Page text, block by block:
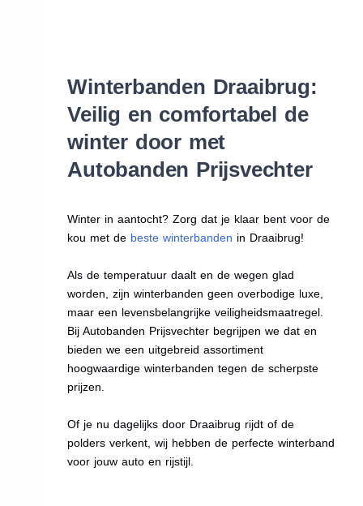
Winterbanden Draaibrug:
Veilig en comfortabel de
winter door met
Autobanden Prijsvechter
Winter in aantocht? Zorg dat je klaar bent voor de
kou met de beste winterbanden in Draaibrug!
Als de temperatuur daalt en de wegen glad
worden, zijn winterbanden geen overbodige luxe,
maar een levensbelangrijke veiligheidsmaatregel.
Bij Autobanden Prijsvechter begrijpen we dat en
bieden we een uitgebreid assortiment
hoogwaardige winterbanden tegen de scherpste
prijzen.
Of je nu dagelijks door Draaibrug rijdt of de
polders verkent, wij hebben de perfecte winterband
voor jouw auto en rijstijl.